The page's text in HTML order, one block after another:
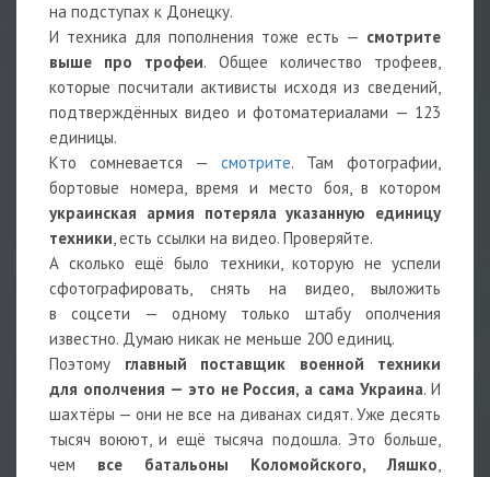
на подступах к Донецку.
И техника для пополнения тоже есть — смотрите
выше про трофеи. Общее количество трофеев,
которые посчитали активисты исходя из сведений,
подтверждённых видео и фотоматериалами — 123
единицы.
Кто сомневается — смотрите. Там фотографии,
бортовые номера, время и место боя, в котором
украинская армия потеряла указанную единицу
техники, есть ссылки на видео. Проверяйте.
А сколько ещё было техники, которую не успели
сфотографировать, снять на видео, выложить
в соцсети — одному только штабу ополчения
известно. Думаю никак не меньше 200 единиц.
Поэтому главный поставщик военной техники
для ополчения — это не Россия, а сама Украина. И
шахтёры — они не все на диванах сидят. Уже десять
тысяч воюют, и ещё тысяча подошла. Это больше,
чем все батальоны Коломойского, Ляшко,